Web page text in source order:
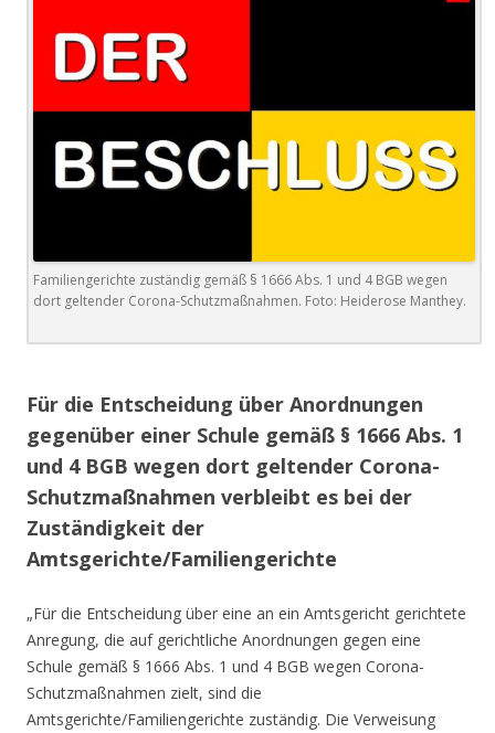
Familiengerichte zuständig gemäß § 1666 Abs. 1 und 4 BGB wegen
dort geltender Corona-Schutzmaßnahmen. Foto: Heiderose Manthey.
Für die Entscheidung über Anordnungen
gegenüber einer Schule gemäß § 1666 Abs. 1
und 4 BGB wegen dort geltender Corona-
Schutzmaßnahmen verbleibt es bei der
Zuständigkeit der
Amtsgerichte/Familiengerichte
„Für die Entscheidung über eine an ein Amtsgericht gerichtete
Anregung, die auf gerichtliche Anordnungen gegen eine
Schule gemäß § 1666 Abs. 1 und 4 BGB wegen Corona-
Schutzmaßnahmen zielt, sind die
Amtsgerichte/Familiengerichte zuständig. Die Verweisung